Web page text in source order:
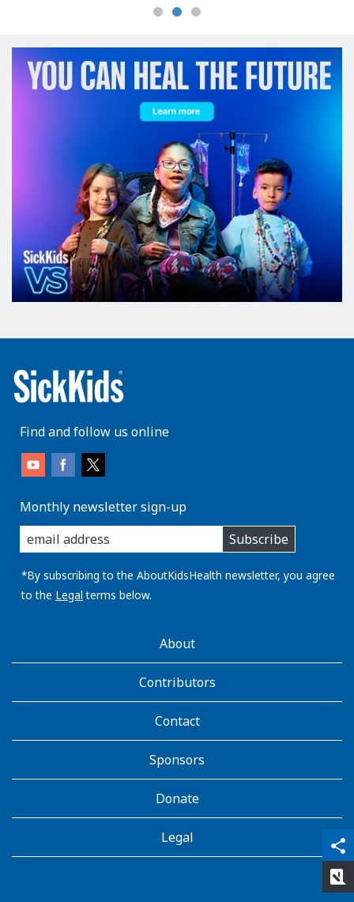
share
qr_code_scanner
content_copy
Find and follow us online
Monthly newsletter sign-up
enter
you
email
address:
Subscribe
*By subscribing to the AboutKidsHealth newsletter, you agree
to the Legal terms below.
AboutKidsHealthAbout
Contributors
Contact
Sponsors
Donate
Legal
rate_review